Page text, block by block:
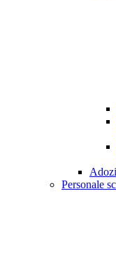
Personale